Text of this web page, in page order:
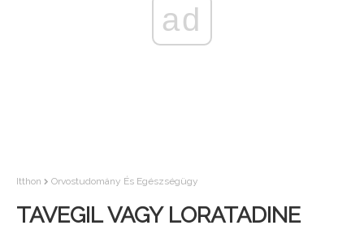
ad
Itthon Orvostudomány És Egészségügy
TAVEGIL VAGY LORATADINE